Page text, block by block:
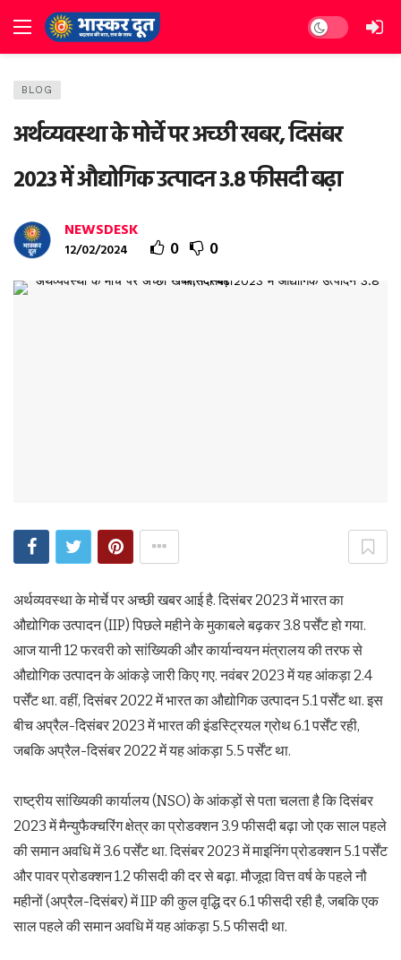
Dark mode
BLOG
अर्थव्यवस्था के मोर्चे पर अच्छी खबर, दिसंबर
2023 में औद्योगिक उत्पादन 3.8 फीसदी बढ़ा
NEWSDESK
12/02/2024 0 0
अर्थव्‍यवस्‍था के मोर्चे पर अच्‍छी खबर आई है. दिसंबर 2023 में भारत का
औद्योगिक उत्पादन (IIP) पिछले महीने के मुकाबले बढ़कर 3.8 पर्सेंट हो गया.
आज यानी 12 फरवरी को सांख्यिकी और कार्यान्वयन मंत्रालय की तरफ से
औद्योगिक उत्‍पादन के आंकड़े जारी किए गए. नवंबर 2023 में यह आंकड़ा 2.4
पर्सेंट था. वहीं, दिसंबर 2022 में भारत का औद्योगिक उत्पादन 5.1 पर्सेंट था. इस
बीच अप्रैल-दिसंबर 2023 में भारत की इंडस्ट्रियल ग्रोथ 6.1 पर्सेंट रही,
जबकि अप्रैल-दिसंबर 2022 में यह आंकड़ा 5.5 पर्सेंट था.
राष्ट्रीय सांख्यिकी कार्यालय (NSO) के आंकड़ों से पता चलता है कि दिसंबर
2023 में मैन्युफैक्चरिंग क्षेत्र का प्रोडक्शन 3.9 फीसदी बढ़ा जो एक साल पहले
की समान अवधि में 3.6 पर्सेंट था. दिसंबर 2023 में माइनिंग प्रोडक्शन 5.1 पर्सेंट
और पावर प्रोडक्शन 1.2 फीसदी की दर से बढ़ा. मौजूदा वित्त वर्ष के पहले नौ
महीनों (अप्रैल-दिसंबर) में IIP की कुल वृद्धि दर 6.1 फीसदी रही है, जबकि एक
साल पहले की समान अवधि में यह आंकड़ा 5.5 फीसदी था.